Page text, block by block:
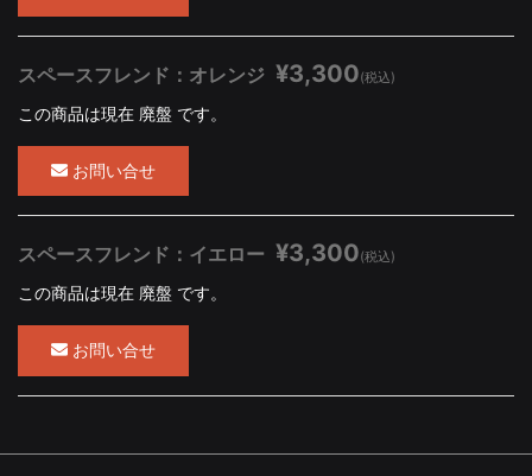
スペースフレンド：オレンジ ¥3,300(税込)
この商品は現在 廃盤 です。
お問い合せ
スペースフレンド：イエロー ¥3,300(税込)
この商品は現在 廃盤 です。
お問い合せ